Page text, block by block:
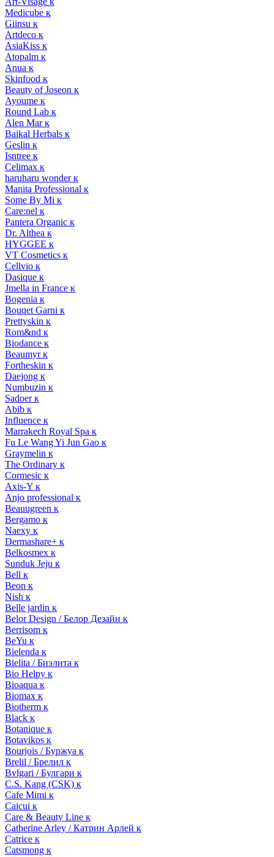
Medicube к
Giinsu к
Artdeco к
AsiaKiss к
Atopalm к
Anua к
Skinfood к
Beauty of Joseon к
Ayoume к
Round Lab к
Alen Mar к
Baikal Herbals к
Geslin к
Isntree к
Celimax к
haruharu wonder к
Manita Professional к
Some By Mi к
Care:nel к
Pantera Organic к
Dr. Althea к
HYGGEE к
VT Cosmetics к
Cellvio к
Dasique к
Jmella in France к
Bogenia к
Bouqet Garni к
Prettyskin к
Rom&nd к
Biodance к
Beaumyr к
Fortheskin к
Daejong к
Numbuzin к
Sadoer к
Abib к
Influence к
Marrakech Royal Spa к
Fu Le Wang Yi Jun Gao к
Graymelin к
The Ordinary к
Cormesic к
Axis-Y к
Anjo professional к
Beauugreen к
Bergamo к
Naexy к
Dermashare+ к
Belkosmex к
Sunduk Jeju к
Bell к
Beon к
Nish к
Belle jardin к
Belor Design / Белор Дезайн к
Berrisom к
BeYu к
Bielenda к
Bielita / Биэлита к
Bio Helpy к
Bioaqua к
Biomax к
Biotherm к
Black к
Botanique к
Botavikos к
Bourjois / Буржуа к
Brelil / Брелил к
Bvlgari / Булгари к
C.S. Kang (CSK) к
Cafe Mimi к
Caicui к
Care & Beauty Line к
Catherine Arley / Катрин Арлей к
Catrice к
Catsmong к